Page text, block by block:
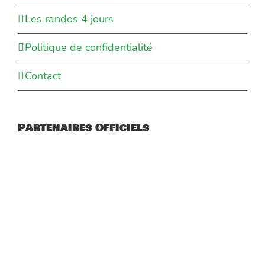
Les randos 4 jours
Politique de confidentialité
Contact
Partenaires Officiels